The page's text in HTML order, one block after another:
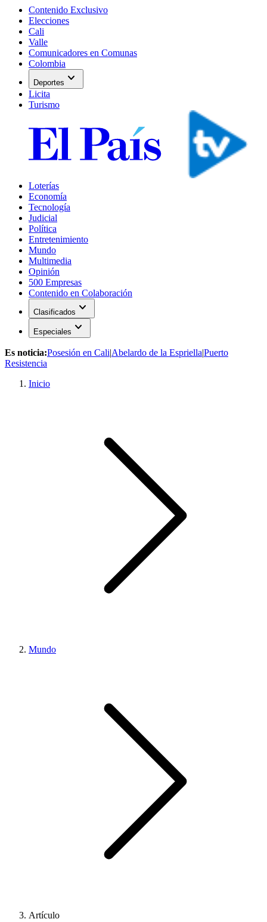
Contenido Exclusivo
Elecciones
Cali
Valle
Comunicadores en Comunas
Colombia
Deportes expand_more
Licita
Turismo
Loterías
Economía
Tecnología
Judicial
Política
Entretenimiento
Mundo
Multimedia
Opinión
500 Empresas
Contenido en Colaboración
Clasificados expand_more
Especiales expand_more
Es noticia:Posesión en Cali|Abelardo de la Espriella|Puerto
Resistencia
Inicio
Mundo
Artículo